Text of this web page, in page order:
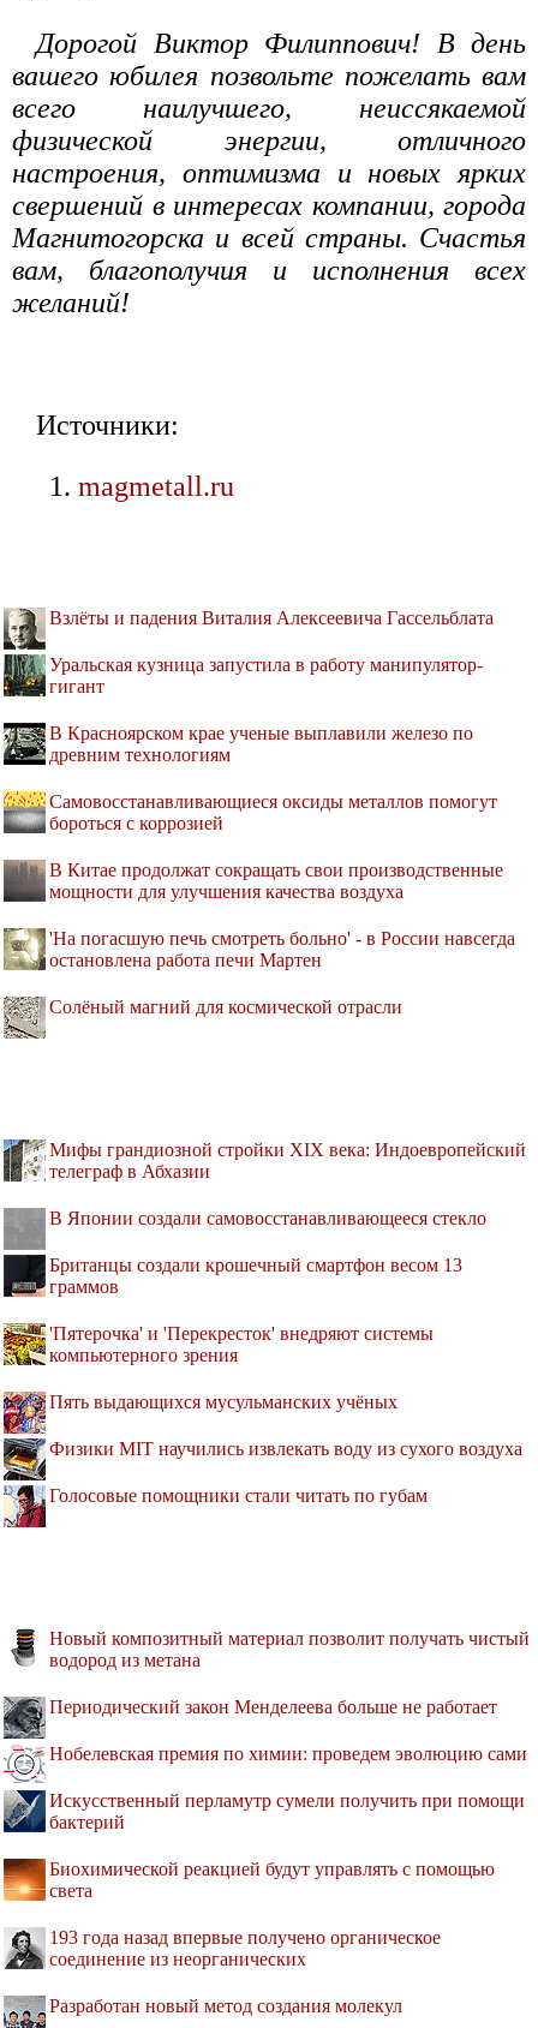
Дорогой Виктор Филиппович! В день
вашего юбилея позвольте пожелать вам
всего наилучшего, неиссякаемой
физической энергии, отличного
настроения, оптимизма и новых ярких
свершений в интересах компании, города
Магнитогорска и всей страны. Счастья
вам, благополучия и исполнения всех
желаний!
Источники:
magmetall.ru
Взлёты и падения Виталия Алексеевича Гассельблата
Уральская кузница запустила в работу манипулятор-
гигант
В Красноярском крае ученые выплавили железо по
древним технологиям
Самовосстанавливающиеся оксиды металлов помогут
бороться с коррозией
В Китае продолжат сокращать свои производственные
мощности для улучшения качества воздуха
'На погасшую печь смотреть больно' - в России навсегда
остановлена работа печи Мартен
Солёный магний для космической отрасли
Мифы грандиозной стройки XIX века: Индоевропейский
телеграф в Абхазии
В Японии создали самовосстанавливающееся стекло
Британцы создали крошечный смартфон весом 13
граммов
'Пятерочка' и 'Перекресток' внедряют системы
компьютерного зрения
Пять выдающихся мусульманских учёных
Физики MIT научились извлекать воду из сухого воздуха
Голосовые помощники стали читать по губам
Новый композитный материал позволит получать чистый
водород из метана
Периодический закон Менделеева больше не работает
Нобелевская премия по химии: проведем эволюцию сами
Искусственный перламутр сумели получить при помощи
бактерий
Биохимической реакцией будут управлять с помощью
света
193 года назад впервые получено органическое
соединение из неорганических
Разработан новый метод создания молекул